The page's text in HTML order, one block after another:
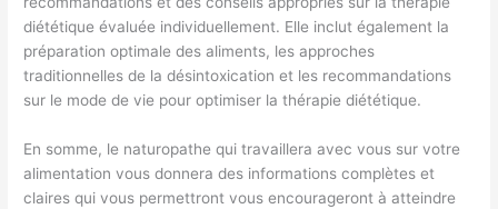
diététique évaluée individuellement. Elle inclut également la
préparation optimale des aliments, les approches
traditionnelles de la désintoxication et les recommandations
sur le mode de vie pour optimiser la thérapie diététique.
En somme, le naturopathe qui travaillera avec vous sur votre
alimentation vous donnera des informations complètes et
claires qui vous permettront vous encourageront à atteindre